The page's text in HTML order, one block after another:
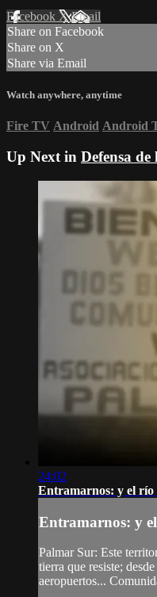
Facebook XEmail
Share on Facebook
Share on X
Share via Email
Watch anywhere, anytime
Fire TV Android Android
Up Next in Defensa de
24:02
Entramarnos: y el río
Entramarnos: y
Palmar Sur: Este
tierra que resiste;
aeropuertos...